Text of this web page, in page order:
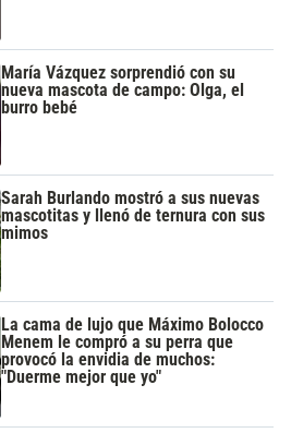
María Vázquez sorprendió con su
nueva mascota de campo: Olga, el
burro bebé
Sarah Burlando mostró a sus nuevas
mascotitas y llenó de ternura con sus
mimos
La cama de lujo que Máximo Bolocco
Menem le compró a su perra que
provocó la envidia de muchos:
"Duerme mejor que yo"